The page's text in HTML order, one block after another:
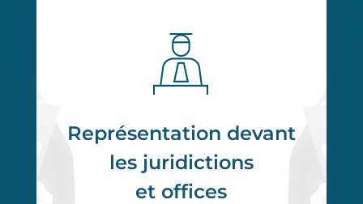
Représentation devant
les juridictions
et offices